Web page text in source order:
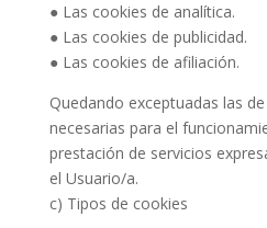
● Las cookies de analítica.
● Las cookies de publicidad.
● Las cookies de afiliación.
Quedando exceptuadas las
necesarias para el
prestación de servicios
el Usuario/a.
c) Tipos de cookies